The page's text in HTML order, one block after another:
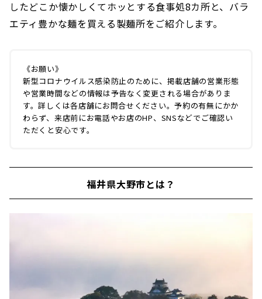
したどこか懐かしくてホッとする食事処8カ所と、バラ
エティ豊かな麺を買える製麺所をご紹介します。
《お願い》
新型コロナウイルス感染防止のために、掲載店舗の営業形態
や営業時間などの情報は予告なく変更される場合がありま
す。詳しくは各店舗にお問合せください。予約の有無にかか
わらず、来店前にお電話やお店のHP、SNSなどでご確認い
ただくと安心です。
福井県大野市とは？